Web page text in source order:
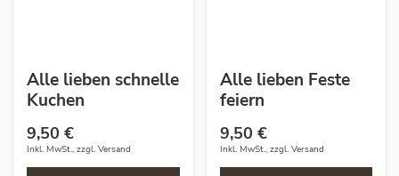
Alle lieben schnelle
Kuchen
9,50 €
Inkl. MwSt., zzgl. Versand
Alle lieben Feste
feiern
9,50 €
Inkl. MwSt., zzgl. Versand